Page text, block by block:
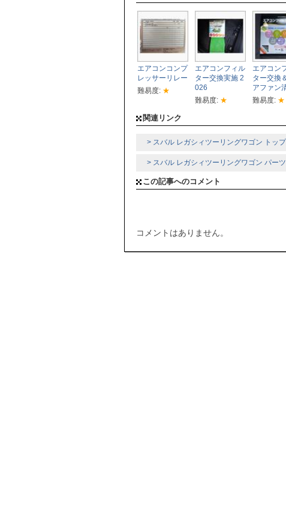
エアコンコンプ
レッサーリレー
難易度: ★
エアコンフィル
ター交換実施 2
026
難易度: ★
エアコン
ター交換
アファン
難易度: ★
関連リンク
> スバル レガシィツーリングワゴン トップ
> スバル レガシィツーリングワゴン パー
この記事へのコメント
コメントはありません。